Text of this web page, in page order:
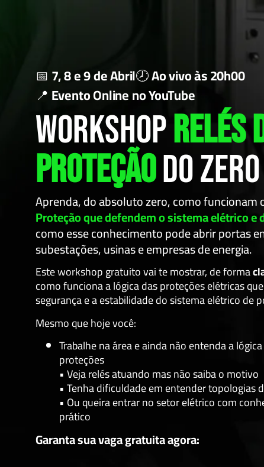
📅7, 8 e 9 de Abril🕗Ao vivo às 20h00
📍Evento Online no YouTube
WorkshopRelés
Proteçãodo Zero
Aprenda, do absoluto zero, como funcionam
Proteção que defendem o sistema elétrico e
como esse conhecimento pode abrir portas
subestações, usinas e empresas de energia.
Este workshop gratuito vai te mostrar, de forma
como funciona a lógica das proteções elétricas
segurança e a estabilidade do sistema elétrico de
Mesmo que hoje você:
Trabalhe na área e ainda não entenda a
proteções
• Veja relés atuando mas não saiba o motivo
• Tenha dificuldade em entender topologias
• Ou queira entrar no setor elétrico com
prático
Garanta sua vaga gratuita agora: